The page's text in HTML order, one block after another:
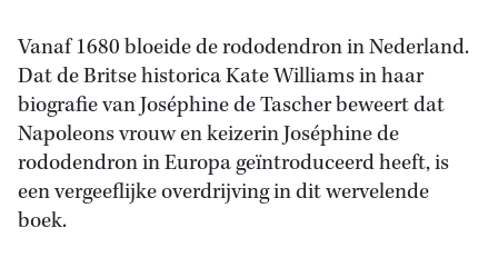
Vanaf 1680 bloeide de rododendron in Nederland.
Dat de Britse historica Kate Williams in haar
biografie van Joséphine de Tascher beweert dat
Napoleons vrouw en keizerin Joséphine de
rododendron in Europa geïntroduceerd heeft, is
een vergeeflijke overdrijving in dit wervelende
boek.